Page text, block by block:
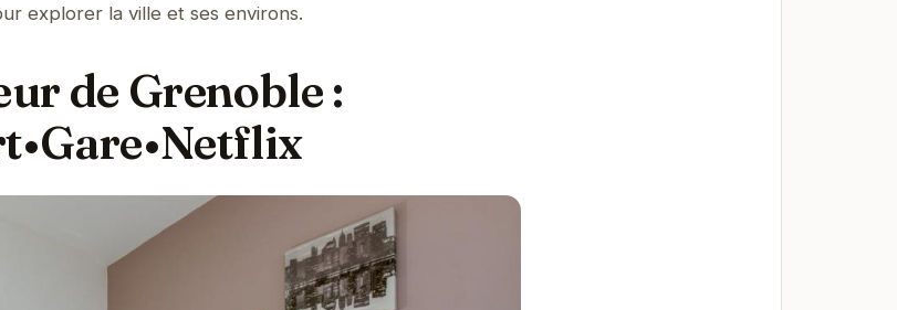
explorer la ville et ses environs.
de Grenoble :